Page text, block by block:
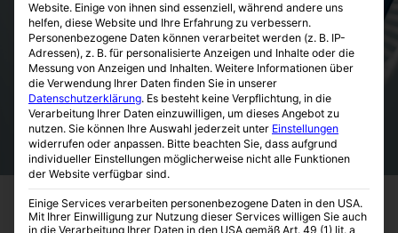
Manuelle Ein- und Mehrfach-
Spritzendispenser
Website. Einige von ihnen sind essenziell, während andere uns
helfen, diese Website und Ihre Erfahrung zu verbessern.
Personenbezogene Daten können verarbeitet werden (z. B. IP-
Adressen), z. B. für personalisierte Anzeigen und Inhalte oder die
Messung von Anzeigen und Inhalten. Weitere Informationen über
die Verwendung Ihrer Daten finden Sie in unserer
Datenschutzerklärung. Es besteht keine Verpflichtung, in die
Verarbeitung Ihrer Daten einzuwilligen, um dieses Angebot zu
nutzen. Sie können Ihre Auswahl jederzeit unter Einstellungen
widerrufen oder anpassen. Bitte beachten Sie, dass aufgrund
individueller Einstellungen möglicherweise nicht alle Funktionen
der Website verfügbar sind.
Einige Services verarbeiten personenbezogene Daten in den USA.
Mit Ihrer Einwilligung zur Nutzung dieser Services willigen Sie auch
in die Verarbeitung Ihrer Daten in den USA gemäß Art. 49 (1) lit. a